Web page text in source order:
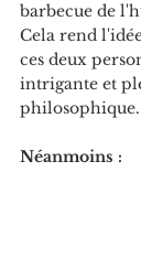
barbecue de
Cela rend
ces deux
intrigante et
philosophique.
Néanmoins :